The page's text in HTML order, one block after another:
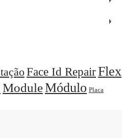
Face Id RepairFlex
ModuleMódulo Placa